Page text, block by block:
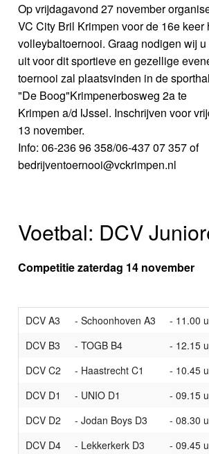
Op vrijdagavond 27 november
VC City Bril Krimpen voor de 16e keer
volleybaltoernooi. Graag nodigen wij
uit voor dit sportieve en gezellige
toernooi zal plaatsvinden in de sporthal
"De Boog"Krimpenerbosweg 2a te
Krimpen a/d IJssel. Inschrijven voor
13 november.
Info: 06-236 96 358/06-437 07 357 of
bedrijventoernooi@vckrimpen.nl
Voetbal: DCV
Competitie zaterdag 14 november
DCV A3 - Schoonhoven A3
- 11.00
DCV B3
- TOGB B4
- 12.15
DCV C2
- Haastrecht C1
- 10.45
DCV D1
- UNIO D1
- 09.15
DCV D2
- Jodan Boys D3
- 08.30
DCV D4
- Lekkerkerk D3 - 09.45